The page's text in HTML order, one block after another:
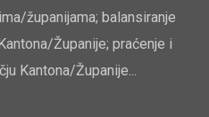
županijama; balansiranje
Županije; praćenje i
Kantona/Županije...